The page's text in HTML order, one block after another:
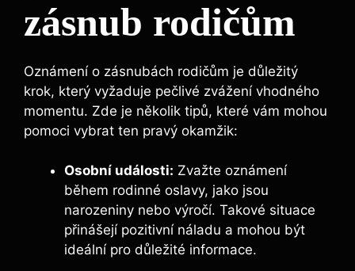
zásnub rodičům
Oznámení o zásnubách rodičům je důležitý
krok, který vyžaduje pečlivé zvážení vhodného
momentu. Zde je několik tipů, které vám mohou
pomoci vybrat ten pravý okamžik:
Osobní události: Zvažte oznámení
během rodinné oslavy, jako jsou
narozeniny nebo výročí. Takové situace
přinášejí pozitivní náladu a mohou být
ideální pro důležité informace.